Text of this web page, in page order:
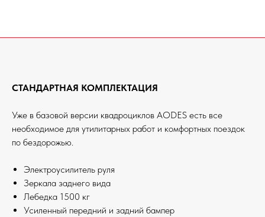
СТАНДАРТНАЯ КОМПЛЕКТАЦИЯ
Уже в базовой версии квадроциклов AODES есть все
необходимое для утилитарных работ и комфортных поездок
по бездорожью.
Электроусилитель руля
Зеркала заднего вида
Лебедка 1500 кг
Усиленный передний и задний бампер